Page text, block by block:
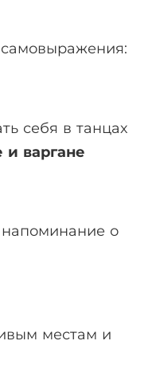
себя в танцах
и варгане
о
местам и